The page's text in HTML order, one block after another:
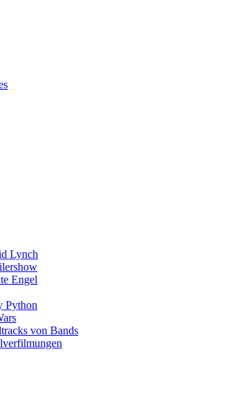
Lynch
Engel
Python
von Bands